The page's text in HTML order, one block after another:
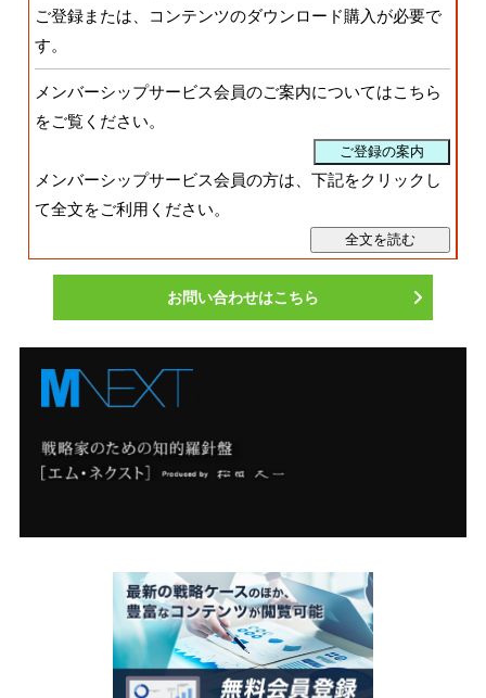
ご登録または、コンテンツのダウンロード購入が必要で
す。
メンバーシップサービス会員のご案内についてはこちら
をご覧ください。
メンバーシップサービス会員の方は、下記をクリックし
て全文をご利用ください。
お問い合わせはこちら